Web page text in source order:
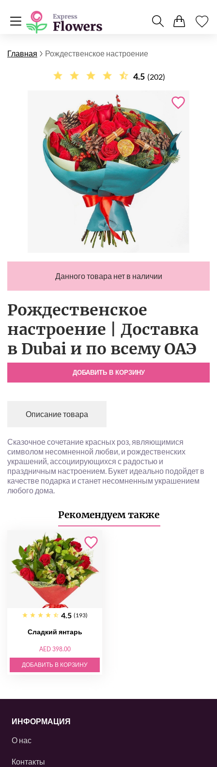
Главная Рождественское настроение
4.5 (202)
Данного товара нет в наличии
Рождественское
настроение | Доставка
в Dubai и по всему ОАЭ
ДОБАВИТЬ В КОРЗИНУ
Описание товара
Сказочное сочетание красных роз, являющимися
символом несомненной любви, и рождественских
украшений, ассоциирующихся с радостью и
праздничным настроением. Букет идеально подойдет в
качестве подарка и станет несомненным украшением
любого дома.
Рекомендуем также
4.5 (193)
Сладкий янтарь
AED 398.00
ДОБАВИТЬ В КОРЗИНУ
ИНФОРМАЦИЯ
О нас
Контакты